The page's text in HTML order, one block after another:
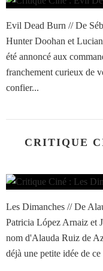
Evil Dead Burn // De
Hunter Doohan et
été annoncé aux
franchement curieux de
confier...
CRITIQUE
Les Dimanches // De
Patricia López Arnaiz et
nom d'Alauda Ruiz de
déjà une petite idée de